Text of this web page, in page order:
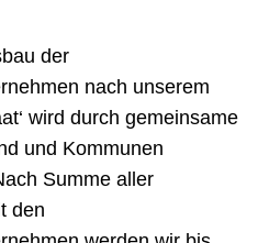
der
nach unserem
wird durch gemeinsame
und Kommunen
Summe aller
den